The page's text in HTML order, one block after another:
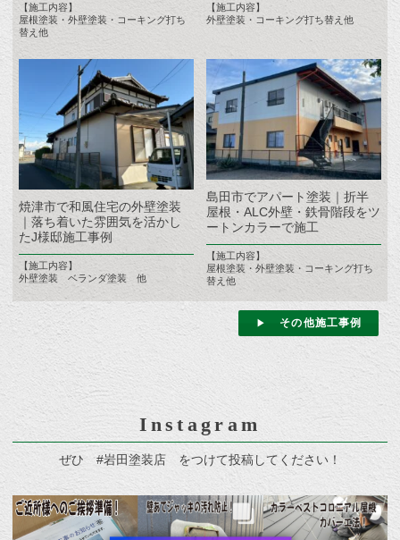
【施工内容】
屋根塗装・外壁塗装・コーキング打ち
替え他
【施工内容】
外壁塗装・コーキング打ち替え他
焼津市で和風住宅の外壁塗装
｜落ち着いた雰囲気を活かし
たJ様邸施工事例
【施工内容】
外壁塗装 ベランダ塗装 他
島田市でアパート塗装｜折半
屋根・ALC外壁・鉄骨階段をツ
ートンカラーで施工
【施工内容】
屋根塗装・外壁塗装・コーキング打ち
替え他
その他施工事例
Instagram
ぜひ #岩田塗装店 をつけて投稿してください！